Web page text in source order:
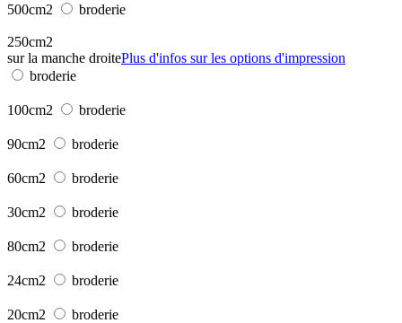
500cm2 broderie
250cm2
sur la manche droitePlus d'infos sur les options d'impression
broderie
100cm2 broderie
90cm2 broderie
60cm2 broderie
30cm2 broderie
80cm2 broderie
24cm2 broderie
20cm2 broderie